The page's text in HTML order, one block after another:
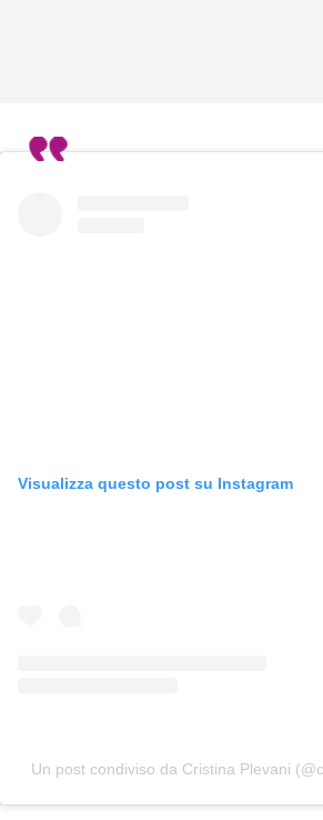
Visualizza questo post su Instagram
Un post condiviso da Cristina Plevani